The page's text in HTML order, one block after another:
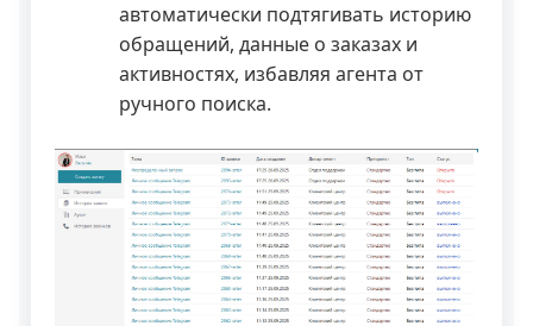
автоматически подтягивать историю
обращений, данные о заказах и
активностях, избавляя агента от
ручного поиска.